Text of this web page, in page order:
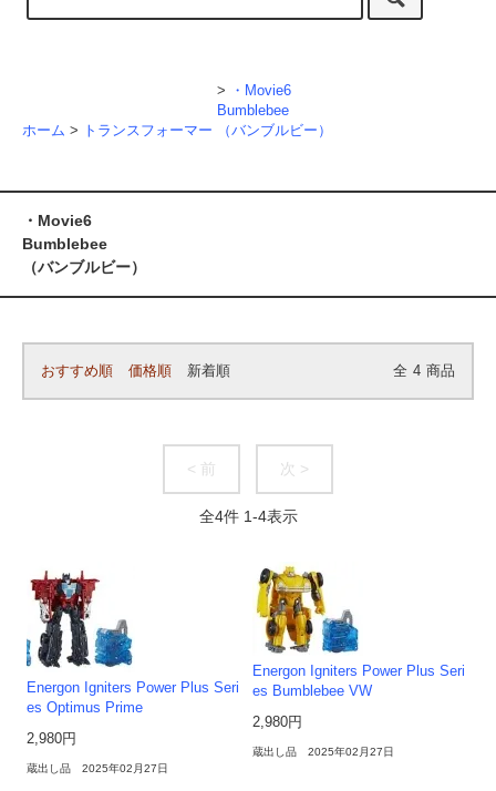
ホーム > トランスフォーマー
>
・Movie6
Bumblebee
（バンブルビー）
・Movie6
Bumblebee
（バンブルビー）
おすすめ順 価格順 新着順 全 4 商品
< 前 次 >
全4件 1-4表示
Energon Igniters Power Plus Seri
es Optimus Prime
2,980円
蔵出し品 2025年02月27日
Energon Igniters Power Plus Seri
es Bumblebee VW
2,980円
蔵出し品 2025年02月27日